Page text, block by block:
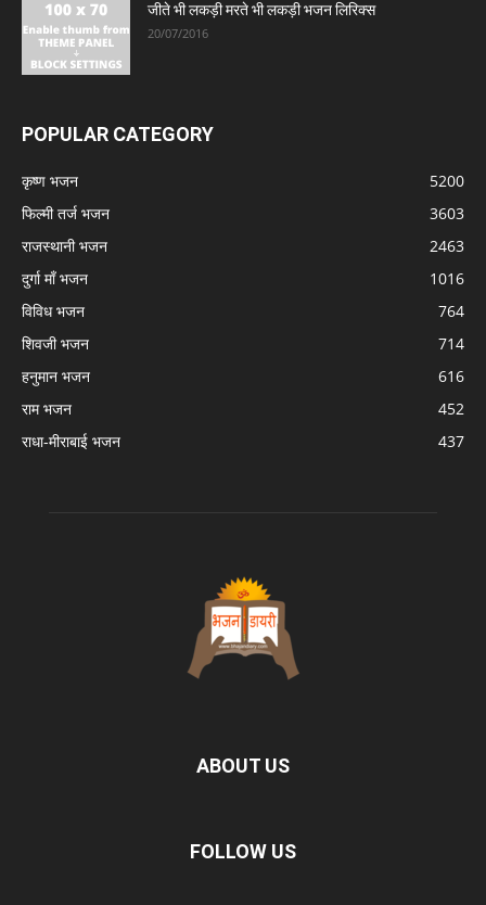
जीते भी लकड़ी मरते भी लकड़ी भजन लिरिक्स
20/07/2016
POPULAR CATEGORY
कृष्ण भजन
5200
फिल्मी तर्ज भजन
3603
राजस्थानी भजन
2463
दुर्गा माँ भजन
1016
विविध भजन
764
शिवजी भजन
714
हनुमान भजन
616
राम भजन
452
राधा-मीराबाई भजन
437
ABOUT US
FOLLOW US